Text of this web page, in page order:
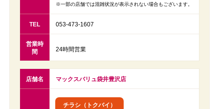
※一部の店舗では混雑状況が表示されない場合もございます。
TEL 053-473-1607
営業時
間
24時間営業
店舗名 マックスバリュ袋井豊沢店
チラシ（トクバイ）